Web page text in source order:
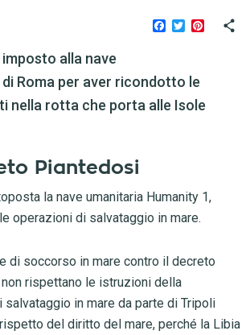
Facebook
TwitterPinterest
alla nave
Roma per aver ricondotto le
nella rotta che porta alle Isole
Piantedosi
la nave umanitaria Humanity 1,
operazioni di salvataggio in mare.
di soccorso in mare contro il decreto
rispettano le istruzioni della
in mare da parte di Tripoli
del diritto del mare, perché la Libia